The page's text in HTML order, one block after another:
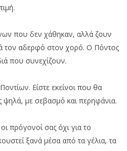
που δεν χάθηκαν, αλλά ζουν
τον αδερφό στον χορό. Ο Πόντος
που συνεχίζουν.
Είστε εκείνοι που θα
με σεβασμό και περηφάνια.
πρόγονοί σας όχι για το
ξανά μέσα από τα γέλια, τα